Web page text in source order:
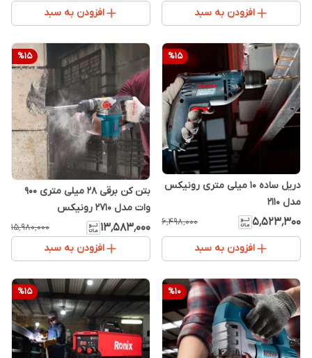
افزودن به سبد افزودن به سبد
%15
دریل ساده 10 میلی متری رونیکس
مدل 2110
۵٬۵۲۳٬۳۰۰ ۶٬۴۹۸٬۰۰۰
افزودن به سبد
%15
بتن کن برقی 28 میلی متری 900
وات مدل 2710 رونیکس
۱۳٬۵۸۳٬۰۰۰ ۱۵٬۹۸۰٬۰۰۰
افزودن به سبد
%10
%15